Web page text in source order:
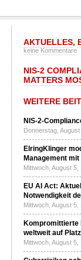
AKTUELLES,
keine Kommentare
NIS-2
MATTERS
WEITERE
NIS-2-
Donnerstag,
ElringKlinger
Management
Mittwoch, August
EU AI Act:
Notwendigkeit
Mittwoch, August
Kompromittierte
weltweit auf
Mittwoch, August